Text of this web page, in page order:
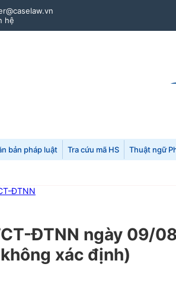
hệ
bản pháp luật Tra cứu mã HS Thuật ngữ
ĐTNN
ĐTNN ngày 09/
xác định)